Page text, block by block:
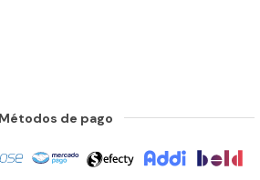
Métodos de pago